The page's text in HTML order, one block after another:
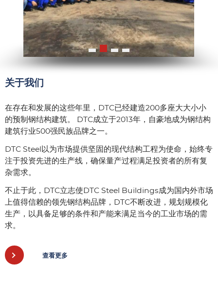
关于我们
在存在和发展的这些年里，DTC已经建造200多座大大小小
的预制钢结构建筑。 DTC成立于2013年，自豪地成为钢结构
建筑行业500强民族品牌之一。
DTC Steel以为市场提供坚固的现代结构工程为使命，始终专
注于投资先进的生产线，确保量产过程满足投资者的所有复
杂需求。
不止于此，DTC立志使DTC Steel Buildings成为国内外市场
上值得信赖的领先钢结构品牌，DTC不断改进，规划规模化
生产，以具备足够的条件和产能来满足当今的工业市场的需
求。
查看更多